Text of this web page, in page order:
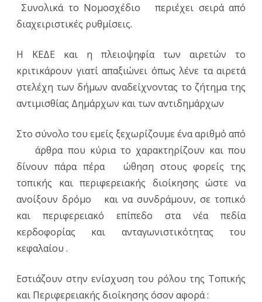
Συνολικά το Νομοσχέδιο περιέχει σειρά από
διαχειριστικές ρυθμίσεις.
Η ΚΕΔΕ και η πλειοψηφία των αιρετών το
κριτικάρουν γιατί απαξιώνει όπως λένε τα αιρετά
στελέχη των δήμων αναδείχνοντας το ζήτημα της
αντιμισθίας Δημάρχων και των αντιδημάρχων
Στο σύνολο του εμείς ξεχωρίζουμε ένα αριθμό από
άρθρα που κύρια το χαρακτηρίζουν και που
δίνουν πάρα πέρα ώθηση στους φορείς της
τοπικής και περιφερειακής διοίκησης ώστε να
ανοίξουν δρόμο και να συνδράμουν, σε τοπικό
και περιφερειακό επίπεδο στα νέα πεδία
κερδοφορίας και ανταγωνιστικότητας του
κεφαλαίου .
Εστιάζουν στην ενίσχυση του ρόλου της Τοπικής
και Περιφερειακής διοίκησης όσον αφορά :